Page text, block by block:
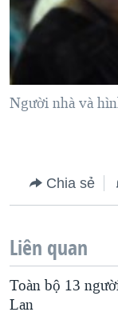
Người nhà và
Chia sẻ
Liên quan
Toàn bộ 13
Lan